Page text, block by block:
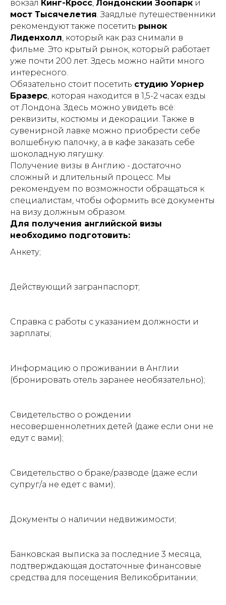
вокзал Кинг-Кросс, Лондонский Зоопарк и
мост Тысячелетия. Заядлые путешественники
рекомендуют также посетить рынок
Лиденхолл, который как раз снимали в
фильме. Это крытый рынок, который работает
уже почти 200 лет. Здесь можно найти много
интересного.
Обязательно стоит посетить студию Уорнер
Бразерс, которая находится в 1,5-2 часах езды
от Лондона. Здесь можно увидеть всё:
реквизиты, костюмы и декорации. Также в
сувенирной лавке можно приобрести себе
волшебную палочку, а в кафе заказать себе
шоколадную лягушку.
Получение визы в Англию - достаточно
сложный и длительный процесс. Мы
рекомендуем по возможности обращаться к
специалистам, чтобы оформить все документы
на визу должным образом.
Для получения английской визы
необходимо подготовить:
Анкету;
Действующий загранпаспорт;
Справка с работы с указанием должности и
зарплаты;
Информацию о проживании в Англии
(бронировать отель заранее необязательно);
Свидетельство о рождении
несовершеннолетних детей (даже если они не
едут с вами);
Свидетельство о браке/разводе (даже если
супруг/а не едет с вами);
Документы о наличии недвижимости;
Банковская выписка за последние 3 месяца,
подтверждающая достаточные финансовые
средства для посещения Великобритании;